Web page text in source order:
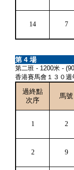
14 7
第 4 場
第二班 - 1200米 -
香港賽馬會１３０週
過終點
次序
馬號
1 2
2 9